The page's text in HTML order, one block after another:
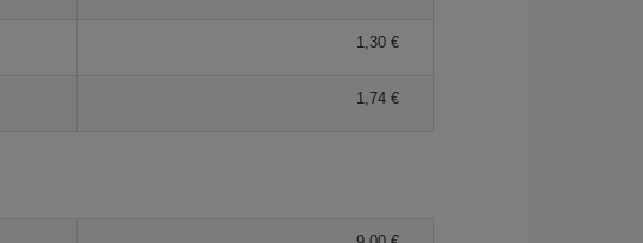
1,30 €
1,74 €